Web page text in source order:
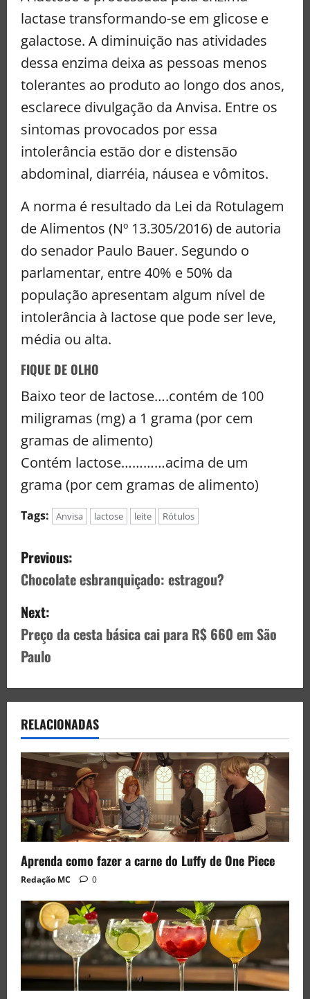
lactase transformando-se em glicose e
galactose. A diminuição nas atividades
dessa enzima deixa as pessoas menos
tolerantes ao produto ao longo dos anos,
esclarece divulgação da Anvisa. Entre os
sintomas provocados por essa
intolerância estão dor e distensão
abdominal, diarréia, náusea e vômitos.
A norma é resultado da Lei da Rotulagem
de Alimentos (Nº 13.305/2016) de autoria
do senador Paulo Bauer. Segundo o
parlamentar, entre 40% e 50% da
população apresentam algum nível de
intolerância à lactose que pode ser leve,
média ou alta.
FIQUE DE OLHO
Baixo teor de lactose….contém de 100
miligramas (mg) a 1 grama (por cem
gramas de alimento)
Contém lactose…………acima de um
grama (por cem gramas de alimento)
Tags: Anvisa lactose leite Rótulos
Previous:
Chocolate esbranquiçado: estragou?
Next:
Preço da cesta básica cai para R$ 660 em São
Paulo
RELACIONADAS
Aprenda como fazer a carne do Luffy de One Piece
Redação MC 0